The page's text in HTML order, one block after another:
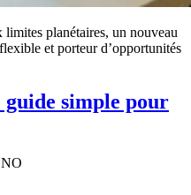
planétaires, un nouveau
et porteur d’opportunités
guide simple pour